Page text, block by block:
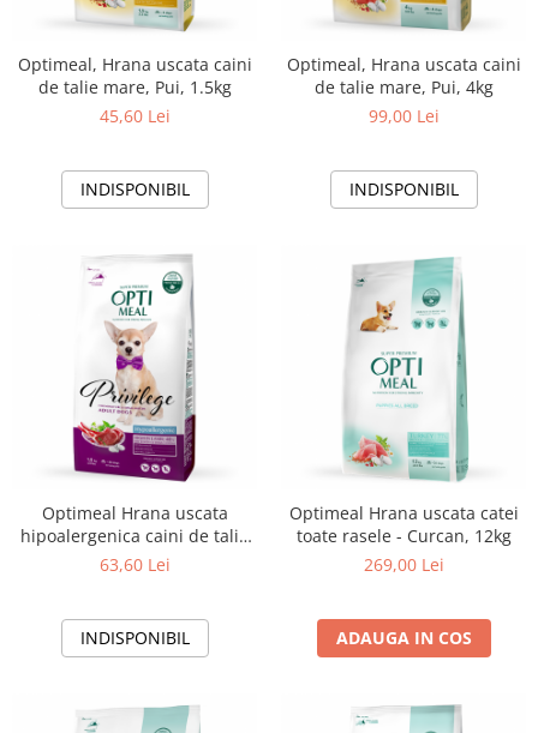
Optimeal, Hrana uscata caini
de talie mare, Pui, 1.5kg
45,60 Lei
INDISPONIBIL
Optimeal, Hrana uscata caini
de talie mare, Pui, 4kg
99,00 Lei
INDISPONIBIL
Optimeal Hrana uscata
hipoalergenica caini de talie
mica - Miel si orez, 1,5kg
63,60 Lei
INDISPONIBIL
Optimeal Hrana uscata catei
toate rasele - Curcan, 12kg
269,00 Lei
ADAUGA IN COS